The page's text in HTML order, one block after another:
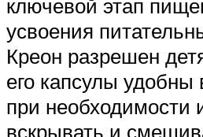
ключевой этап
усвоения
Креон разрешен
его капсулы
при необходимости
вскрывать и